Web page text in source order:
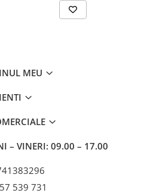
MEU
– VINERI: 09.00 – 17.00
539 731